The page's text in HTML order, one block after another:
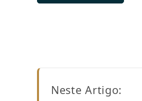
Neste Artigo: